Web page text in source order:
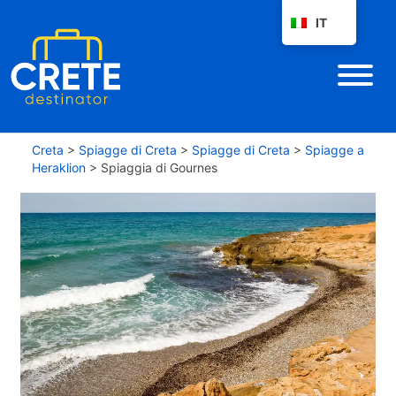
Creta > Spiagge di Creta > Spiagge di Creta > Spiagge a
Heraklion > Spiaggia di Gournes
IT